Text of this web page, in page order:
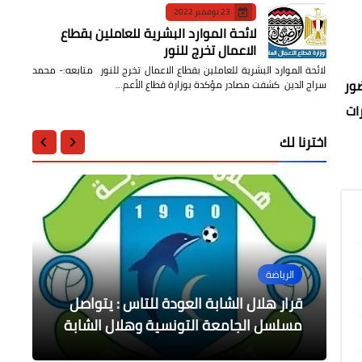
23 نوفمبر 2022
لائحة الموارد البشرية للعاملين بقطاع
الاعمال تخرج للنور
لائحة الموارد البشرية للعاملين بقطاع الاعمال تخرج للنور متابعه:- محمد
سراج الدين كشفت مصادر مؤكدة بوزارة قطاع الأعم…
اخترنا لك
الرياضة
قرار هلال الشابة العودة للتاس : يتواصل
مسلسل الجامعة التونسية وهلال الشابة
مجتمع دايلي برس مصر
العدد الورقي لجريدة دايلي برس مصر عن
شهر أكتوبر ٢٠٢٢
الرياضة
قرعة أمم أفريقيا 2023 للمحليين
الرياضة
الجزائر بديلاً لغينيا لإستضافة كأس أمم
إفريقيا 2025
الرياضة
الكابتن حازم الطويل وفكرة إنشاء جمعية
الرياضيين الإجتماعية الخيرية